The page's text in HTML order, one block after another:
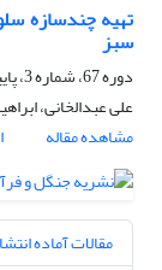
تهیه چندسازه
سبز
دوره 67، شماره 3، پاییز 1393، صفحه
علی عبدالخانی،
مشاهده مقاله
مقالات آماده